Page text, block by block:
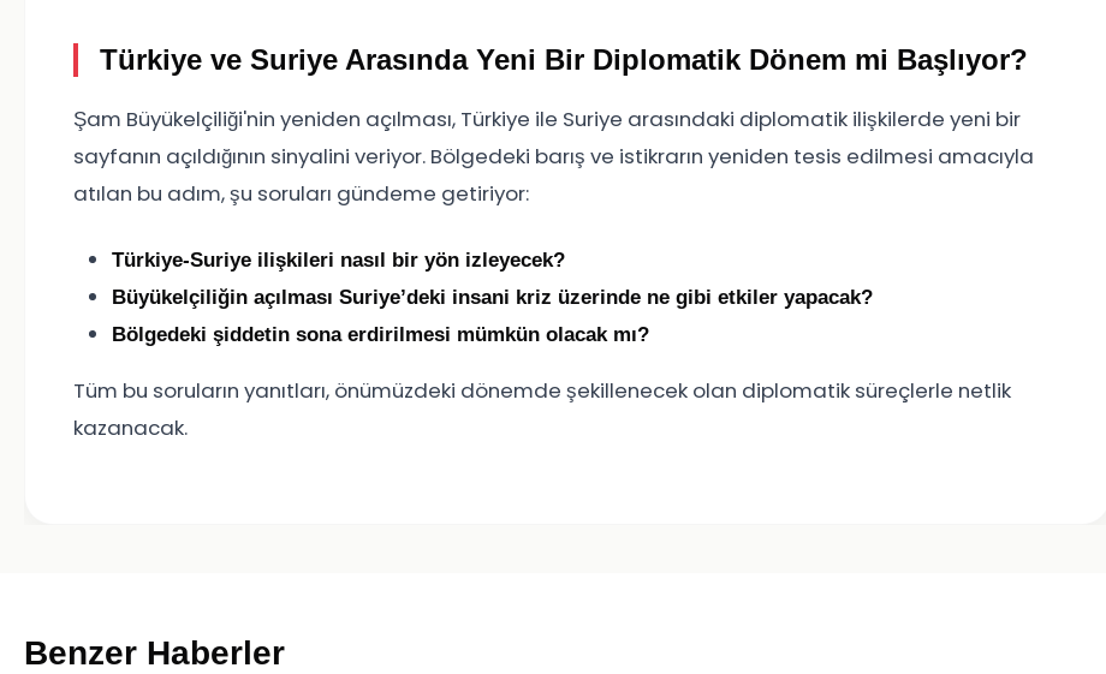
Türkiye ve Suriye Arasında Yeni Bir Diplomatik Dönem mi Başlıyor?
Şam Büyükelçiliği'nin yeniden açılması, Türkiye ile Suriye arasındaki diplomatik ilişkilerde yeni bir
sayfanın açıldığının sinyalini veriyor. Bölgedeki barış ve istikrarın yeniden tesis edilmesi amacıyla
atılan bu adım, şu soruları gündeme getiriyor:
Türkiye-Suriye ilişkileri nasıl bir yön izleyecek?
Büyükelçiliğin açılması Suriye’deki insani kriz üzerinde ne gibi etkiler yapacak?
Bölgedeki şiddetin sona erdirilmesi mümkün olacak mı?
Tüm bu soruların yanıtları, önümüzdeki dönemde şekillenecek olan diplomatik süreçlerle netlik
kazanacak.
Benzer Haberler